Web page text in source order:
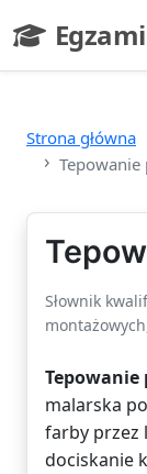
- strona
Strona główna
Tepowanie
Słownik
Tepowanie
malarska
farby przez
dociskanie